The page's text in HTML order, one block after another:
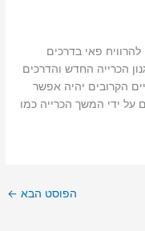
פאי בדרכים
2022 יפורסמו מנגנון הכרייה החדש והדרכים
הקרובים יהיה אפשר
על ידי המשך הכרייה כמו
הפוסט הבא ←